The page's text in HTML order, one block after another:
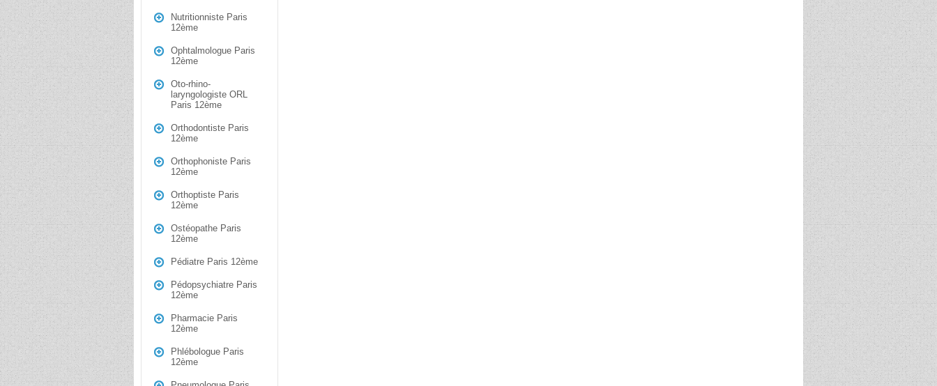
Nutritionniste Paris
12ème
Ophtalmologue Paris
12ème
Oto-rhino-
laryngologiste ORL
Paris 12ème
Orthodontiste Paris
12ème
Orthophoniste Paris
12ème
Orthoptiste Paris
12ème
Ostéopathe Paris
12ème
Pédiatre Paris 12ème
Pédopsychiatre Paris
12ème
Pharmacie Paris
12ème
Phlébologue Paris
12ème